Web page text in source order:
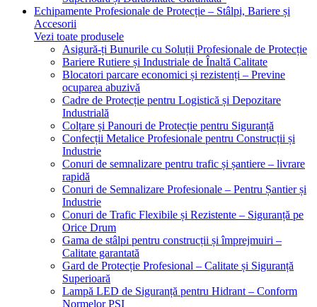
Echipamente Profesionale de Protecție – Stâlpi, Bariere și
Accesorii
Vezi toate produsele
Asigură-ți Bunurile cu Soluții Profesionale de Protecție
Bariere Rutiere și Industriale de Înaltă Calitate
Blocatori parcare economici și rezistenți – Previne
ocuparea abuzivă
Cadre de Protecție pentru Logistică și Depozitare
Industrială
Colțare și Panouri de Protecție pentru Siguranță
Confecții Metalice Profesionale pentru Construcții și
Industrie
Conuri de semnalizare pentru trafic și șantiere – livrare
rapidă
Conuri de Semnalizare Profesionale – Pentru Șantier și
Industrie
Conuri de Trafic Flexibile și Rezistente – Siguranță pe
Orice Drum
Gama de stâlpi pentru construcții și împrejmuiri –
Calitate garantată
Gard de Protecție Profesional – Calitate și Siguranță
Superioară
Lampă LED de Siguranță pentru Hidrant – Conform
Normelor PSI